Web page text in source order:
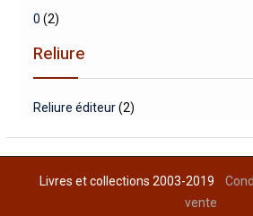
0 (2)
Reliure
Reliure éditeur (2)
Livres et collections 2003-2019
vente